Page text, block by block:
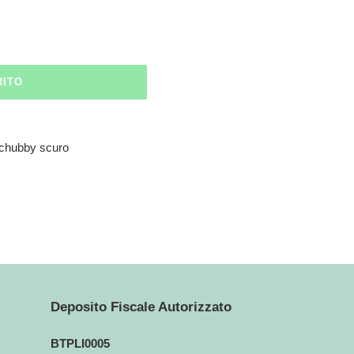
scuro
Deposito Fiscale Autorizzato
BTPLI0005